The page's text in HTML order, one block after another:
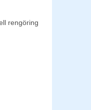
rengöring